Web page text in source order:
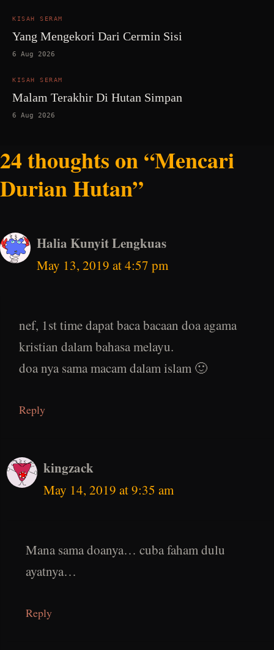
KISAH SERAM
Yang Mengekori Dari Cermin Sisi
6 Aug 2026
KISAH SERAM
Malam Terakhir Di Hutan Simpan
6 Aug 2026
24 thoughts on “Mencari
Durian Hutan”
Halia Kunyit Lengkuas
May 13, 2019 at 4:57 pm
nef, 1st time dapat baca bacaan doa agama
kristian dalam bahasa melayu.
doa nya sama macam dalam islam 🙂
Reply
kingzack
May 14, 2019 at 9:35 am
Mana sama doanya… cuba faham dulu
ayatnya…
Reply